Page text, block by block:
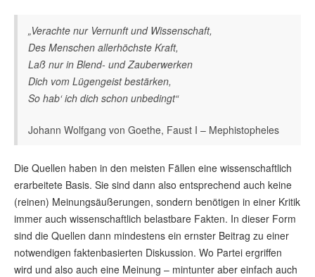
„Verachte nur Vernunft und Wissenschaft,
Des Menschen allerhöchste Kraft,
Laß nur in Blend- und Zauberwerken
Dich vom Lügengeist bestärken,
So hab‘ ich dich schon unbedingt“
Johann Wolfgang von Goethe, Faust I – Mephistopheles
Die Quellen haben in den meisten Fällen eine wissenschaftlich
erarbeitete Basis. Sie sind dann also entsprechend auch keine
(reinen) Meinungsäußerungen, sondern benötigen in einer Kritik
immer auch wissenschaftlich belastbare Fakten. In dieser Form
sind die Quellen dann mindestens ein ernster Beitrag zu einer
notwendigen faktenbasierten Diskussion. Wo Partei ergriffen
wird und also auch eine Meinung – mintunter aber einfach auch